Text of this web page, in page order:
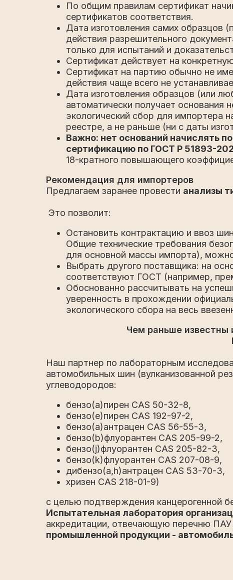
По общим правилам сертификат
сертификатов соответствия.
Дата изготовления самих образцов
действия разрешительного
только для испытаний и
Сертификат действует на
Сертификат на партию обычно не
действия чаще всего не
Дата изготовления образцов (или
автоматически получает основания
экологический сбор для импортера
реестре, а не раньше (ни с даты
Важно: нет оснований начислять
сертификацию по ГОСТ Р 51893-
18-кратного повышающего
Рекомендация для импортеров
Предлагаем заранее провести анализы
Это позволит:
Остановить контрактацию и ввоз
Общие технические требования
для основной массы импорта), можно
Выбрать другого поставщика: на
соответствуют ГОСТ (например,
Обоснованно рассчитывать на
уверенность в прохождении
экологического сбора на весь
Чем раньше известны
Наш партнер по лабораторным
автомобильных шин (вулканизованной
углеводородов:
бензо(a)пирен CAS 50-32-8,
бензо(e)пирен CAS 192-97-2,
бензо(a)антрацен CAS 56-55-3,
бензо(b)флуорантен CAS 205-99-2,
бензо(j)флуорантен CAS 205-82-3,
бензо(k)флуорантен CAS 207-08-9,
дибензо(a,h)антрацен CAS 53-70-3,
хризен CAS 218-01-9)
с целью подтверждения канцерогенной
Испытательная лаборатория
аккредитации, отвечающую перечню
промышленной продукции -